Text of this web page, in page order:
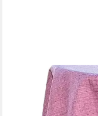
MATCHES21 HOME &
Tischdecke Outdoor
abwaschbar (1-tlg),